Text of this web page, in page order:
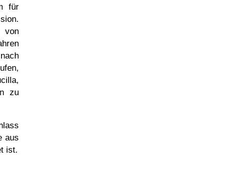
für
von
zu
aus
ist.